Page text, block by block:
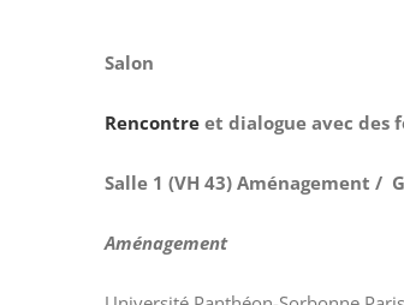
Salon
Rencontre et dialogue avec des
Salle 1 (VH 43) Aménagement /
Aménagement